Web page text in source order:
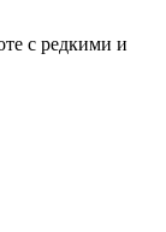
с редкими и